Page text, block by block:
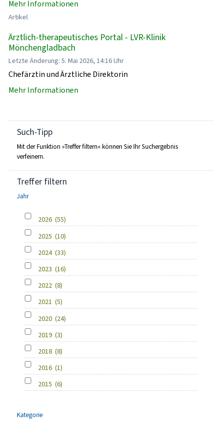
Mehr Informationen
Artikel
Ärztlich-therapeutisches Portal - LVR-Klinik
Mönchengladbach
Letzte Änderung: 5. Mai 2026, 14:16 Uhr
Chefärztin und Ärztliche Direktorin
Mehr Informationen
Such-Tipp
Mit der Funktion »Treffer filtern« können Sie Ihr Suchergebnis
verfeinern.
Treffer filtern
Jahr
2026 (55)
2025 (10)
2024 (33)
2023 (16)
2022 (8)
2021 (5)
2020 (24)
2019 (3)
2018 (8)
2016 (1)
2015 (6)
Kategorie